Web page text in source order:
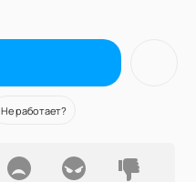
Не работает?